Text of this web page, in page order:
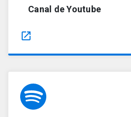
Canal de Youtube
launch